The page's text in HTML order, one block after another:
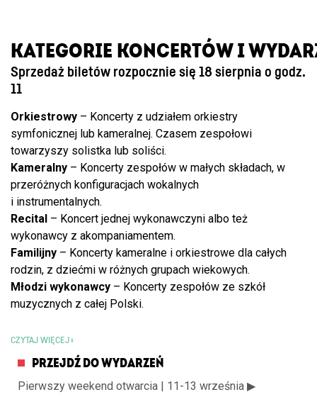
KATEGORIE KONCERTÓWI
Sprzedaż biletów rozpocznie się 18 sierpnia o godz.
11
Orkiestrowy – Koncerty z udziałem orkiestry
symfonicznej lub kameralnej. Czasem zespołowi
towarzyszy solistka lub soliści.
Kameralny – Koncerty zespołów w małych składach, w
przeróżnych konfiguracjach wokalnych
i instrumentalnych.
Recital – Koncert jednej wykonawczyni albo też
wykonawcy z akompaniamentem.
Familijny – Koncerty kameralne i orkiestrowe dla całych
rodzin, z dziećmi w różnych grupach wiekowych.
Młodzi wykonawcy – Koncerty zespołów ze szkół
muzycznych z całej Polski.
CZYTAJ WIĘCEJ
PRZEJDŹ DO WYDARZEŃ
Pierwszy weekend otwarcia | 11-13 września ▶